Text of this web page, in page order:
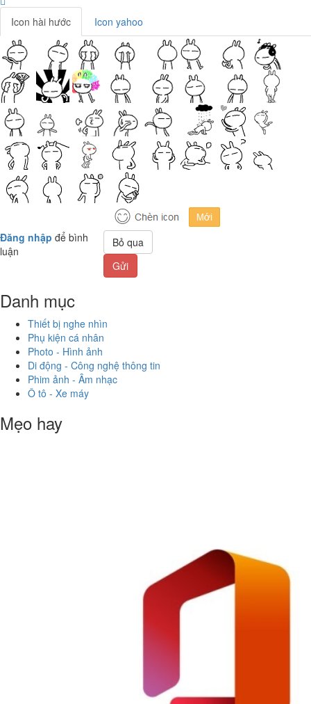
Icon hài hước Icon yahoo
Đăng nhập để bình
luận
Bỏ qua
Gửi
Danh mục
Thiết bị nghe nhìn
Phụ kiện cá nhân
Photo - Hình ảnh
Di động - Công nghệ thông tin
Phim ảnh - Âm nhạc
Ô tô - Xe máy
Mẹo hay